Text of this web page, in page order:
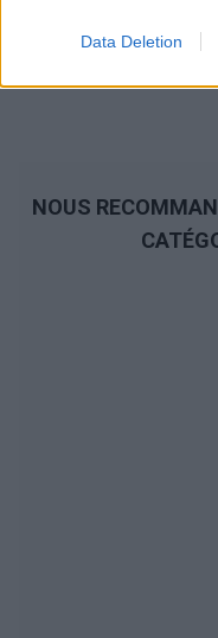
Data Deletion
NOUS